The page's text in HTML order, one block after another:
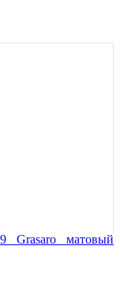
Grasaro матовый